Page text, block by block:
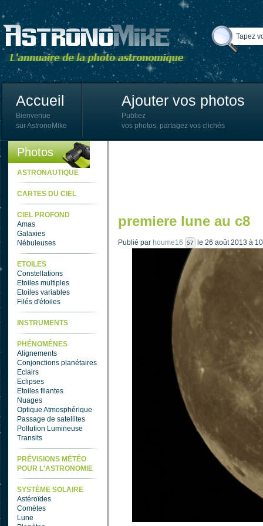
Accueil
Bienvenue
sur AstronoMike
Ajouter vos photos
Publiez
vos photos, partagez vos clichés
Photos
ASTRONAUTIQUE
CARTES DU CIEL
CIEL PROFOND
Amas
Galaxies
Nébuleuses
ETOILES
Constellations
Etoiles multiples
Etoiles variables
Filés d'étoiles
INSTRUMENTS
PHÉNOMÈNES
Alignements
Conjonctions planétaires
Eclairs
Eclipses
Etoiles filantes
Nuages
Optique Atmosphérique
Passage de satellites
Pollution Lumineuse
Transits
PRÉVISIONS MÉTÉO
POUR L'ASTRONOMIE
SYSTÈME SOLAIRE
Astéroïdes
Comètes
Lune
premiere lune au c8
Publié par houme16 57 le 26 août 2013 à